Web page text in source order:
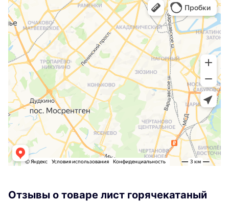
Отзывы о товаре лист горячекатаный